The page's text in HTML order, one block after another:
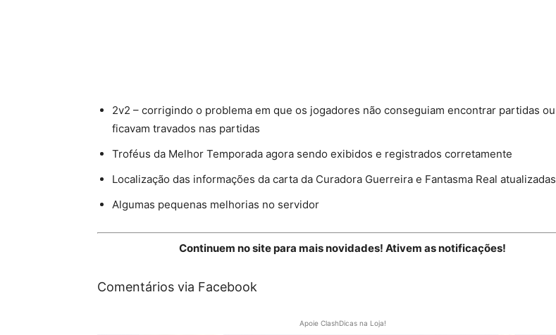
2v2 – corrigindo o problema em que os jogadores não conseguiam encontrar partidas ou
ficavam travados nas partidas
Troféus da Melhor Temporada agora sendo exibidos e registrados corretamente
Localização das informações da carta da Curadora Guerreira e Fantasma Real atualizadas
Algumas pequenas melhorias no servidor
Continuem no site para mais novidades! Ativem as notificações!
Comentários via Facebook
Apoie ClashDicas na Loja!